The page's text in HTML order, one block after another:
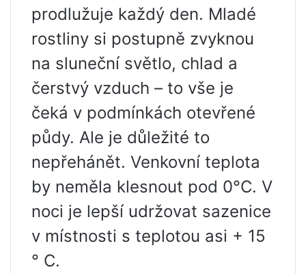
prodlužuje každý den. Mladé
rostliny si postupně zvyknou
na sluneční světlo, chlad a
čerstvý vzduch – to vše je
čeká v podmínkách otevřené
půdy. Ale je důležité to
nepřehánět. Venkovní teplota
by neměla klesnout pod 0°C. V
noci je lepší udržovat sazenice
v místnosti s teplotou asi + 15
° C.